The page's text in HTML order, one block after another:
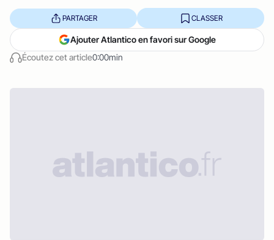
Écoutez cet article0:00min
PARTAGER CLASSER
Ajouter Atlantico en favori sur Google